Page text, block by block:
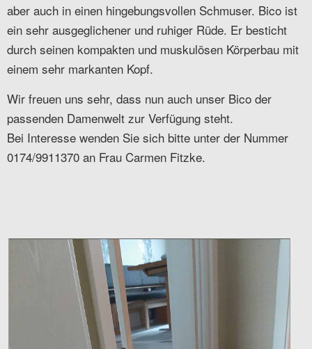
aber auch in einen hingebungsvollen Schmuser. Bico ist
ein sehr ausgeglichener und ruhiger Rüde. Er besticht
durch seinen kompakten und muskulösen Körperbau mit
einem sehr markanten Kopf.
Wir freuen uns sehr, dass nun auch unser Bico der
passenden Damenwelt zur Verfügung steht.
Bei Interesse wenden Sie sich bitte unter der Nummer
0174/9911370 an Frau Carmen Fitzke.